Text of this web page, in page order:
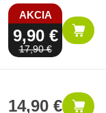
AKCIA
9,90 €
17,90 €
14,90 €